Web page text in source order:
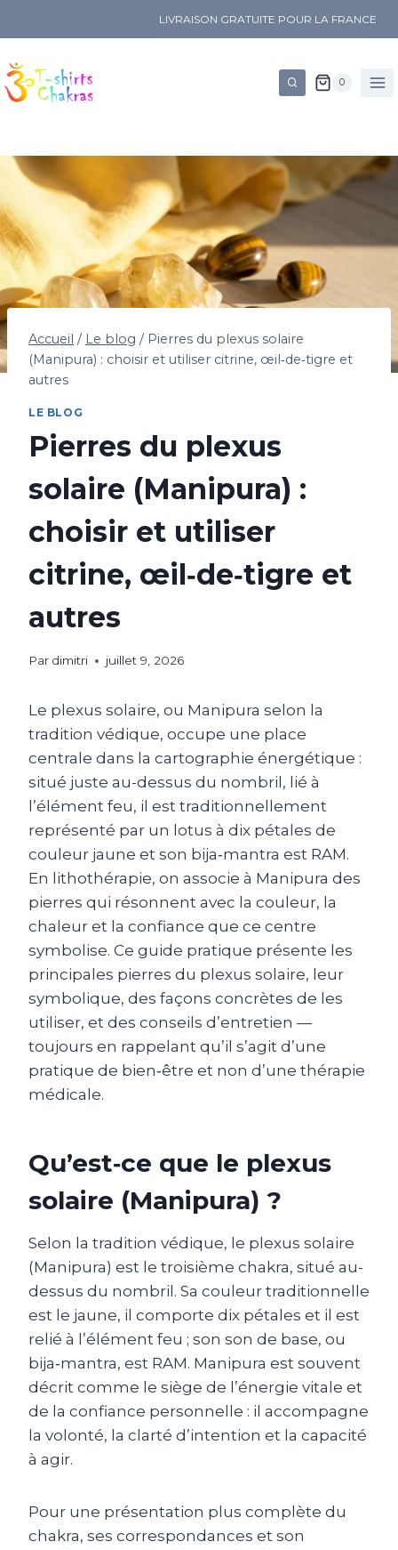
LIVRAISON GRATUITE POUR LA FRANCE
0
Accueil / Le blog / Pierres du plexus solaire
(Manipura) : choisir et utiliser citrine, œil‑de‑tigre et
autres
LE BLOG
Pierres du plexus
solaire (Manipura) :
choisir et utiliser
citrine, œil‑de‑tigre et
autres
Par dimitri juillet 9, 2026
Le plexus solaire, ou Manipura selon la
tradition védique, occupe une place
centrale dans la cartographie énergétique :
situé juste au-dessus du nombril, lié à
l’élément feu, il est traditionnellement
représenté par un lotus à dix pétales de
couleur jaune et son bija‑mantra est RAM.
En lithothérapie, on associe à Manipura des
pierres qui résonnent avec la couleur, la
chaleur et la confiance que ce centre
symbolise. Ce guide pratique présente les
principales pierres du plexus solaire, leur
symbolique, des façons concrètes de les
utiliser, et des conseils d’entretien —
toujours en rappelant qu’il s’agit d’une
pratique de bien‑être et non d’une thérapie
médicale.
Qu’est‑ce que le plexus
solaire (Manipura) ?
Selon la tradition védique, le plexus solaire
(Manipura) est le troisième chakra, situé au-
dessus du nombril. Sa couleur traditionnelle
est le jaune, il comporte dix pétales et il est
relié à l’élément feu ; son son de base, ou
bija‑mantra, est RAM. Manipura est souvent
décrit comme le siège de l’énergie vitale et
de la confiance personnelle : il accompagne
la volonté, la clarté d’intention et la capacité
à agir.
Pour une présentation plus complète du
chakra, ses correspondances et son